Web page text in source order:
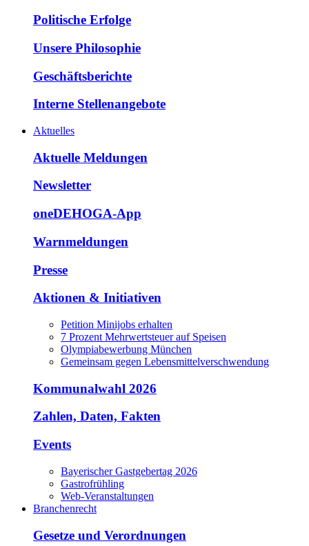
Politische Erfolge
Unsere Philosophie
Geschäftsberichte
Interne Stellenangebote
Aktuelles
Aktuelle Meldungen
Newsletter
oneDEHOGA-App
Warnmeldungen
Presse
Aktionen & Initiativen
Petition Minijobs erhalten
7 Prozent Mehrwertsteuer auf Speisen
Olympiabewerbung München
Gemeinsam gegen Lebensmittelverschwendung
Kommunalwahl 2026
Zahlen, Daten, Fakten
Events
Bayerischer Gastgebertag 2026
Gastrofrühling
Web-Veranstaltungen
Branchenrecht
Gesetze und Verordnungen